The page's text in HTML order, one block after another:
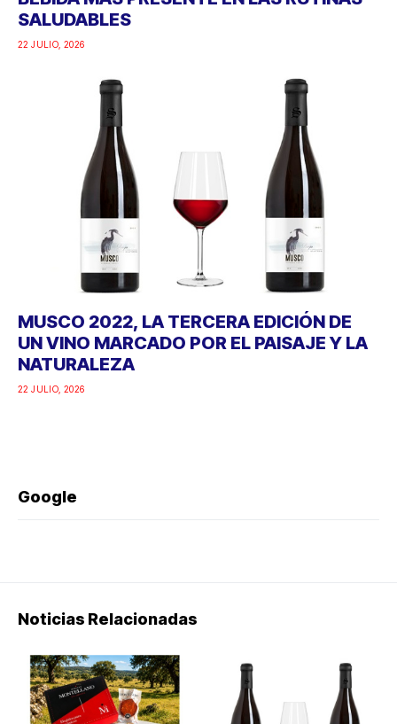
SALUDABLES
22 JULIO, 2026
MUSCO 2022, LA TERCERA EDICIÓN DE
UN VINO MARCADO POR EL PAISAJE Y LA
NATURALEZA
22 JULIO, 2026
Google
Noticias Relacionadas